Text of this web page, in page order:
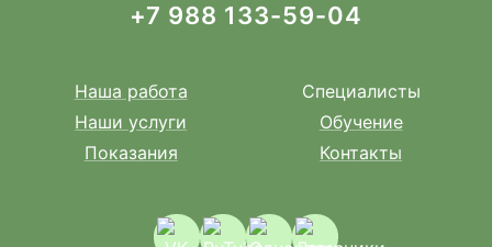
+7 988 133-59-04
Наша работа
Наши услуги
Показания
Специалисты
Обучение
Контакты